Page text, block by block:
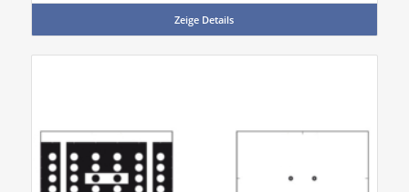
Zeige Details